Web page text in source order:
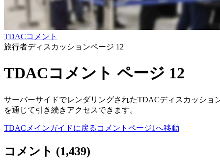
TDACコメント
旅行者ディスカッションページ 12
TDACコメント ページ 12
サーバーサイドでレンダリングされたTDACディスカッシ
を通じて引き続きアクセスできます。
TDACメインガイドに戻る コメントページ1へ移動
コメント (1,439)